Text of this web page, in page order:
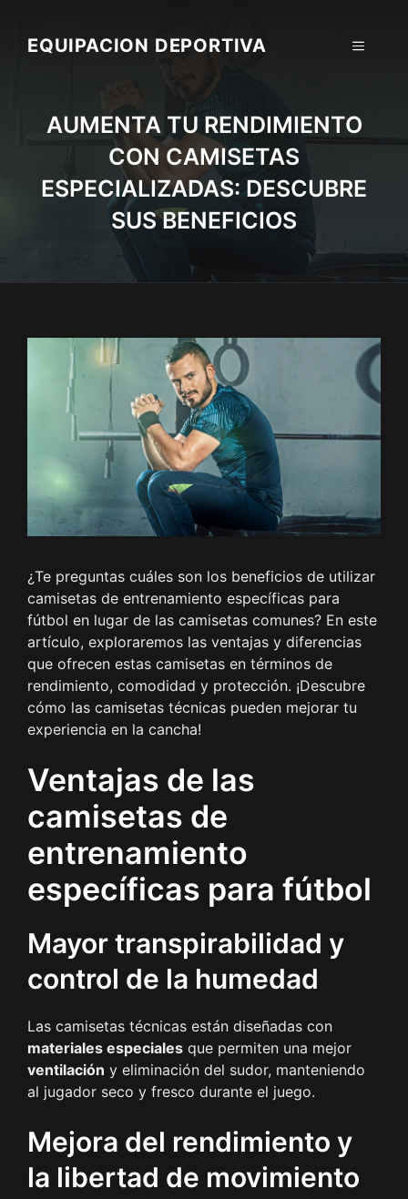
contentEQUIPACION DEPORTIVA MENU
AUMENTA TU RENDIMIENTO
CON CAMISETAS
ESPECIALIZADAS: DESCUBRE
SUS BENEFICIOS
¿Te preguntas cuáles son los beneficios de utilizar
camisetas de entrenamiento específicas para
fútbol en lugar de las camisetas comunes? En este
artículo, exploraremos las ventajas y diferencias
que ofrecen estas camisetas en términos de
rendimiento, comodidad y protección. ¡Descubre
cómo las camisetas técnicas pueden mejorar tu
experiencia en la cancha!
Ventajas de las
camisetas de
entrenamiento
específicas para fútbol
Mayor transpirabilidad y
control de la humedad
Las camisetas técnicas están diseñadas con
materiales especiales que permiten una mejor
ventilación y eliminación del sudor, manteniendo
al jugador seco y fresco durante el juego.
Mejora del rendimiento y
la libertad de movimiento